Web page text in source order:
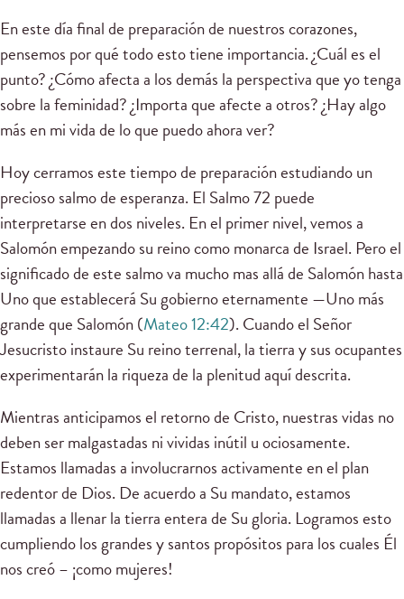
En este día final de preparación de nuestros corazones,
pensemos por qué todo esto tiene importancia. ¿Cuál es el
punto? ¿Cómo afecta a los demás la perspectiva que yo tenga
sobre la feminidad? ¿Importa que afecte a otros? ¿Hay algo
más en mi vida de lo que puedo ahora ver?
Hoy cerramos este tiempo de preparación estudiando un
precioso salmo de esperanza. El Salmo 72 puede
interpretarse en dos niveles. En el primer nivel, vemos a
Salomón empezando su reino como monarca de Israel. Pero el
significado de este salmo va mucho mas allá de Salomón hasta
Uno que establecerá Su gobierno eternamente —Uno más
grande que Salomón (Mateo 12:42). Cuando el Señor
Jesucristo instaure Su reino terrenal, la tierra y sus ocupantes
experimentarán la riqueza de la plenitud aquí descrita.
Mientras anticipamos el retorno de Cristo, nuestras vidas no
deben ser malgastadas ni vividas inútil u ociosamente.
Estamos llamadas a involucrarnos activamente en el plan
redentor de Dios. De acuerdo a Su mandato, estamos
llamadas a llenar la tierra entera de Su gloria. Logramos esto
cumpliendo los grandes y santos propósitos para los cuales Él
nos creó – ¡como mujeres!